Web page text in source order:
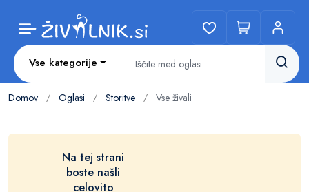
Vse kategorije
Domov / Oglasi / Storitve / Vse živali
Na tej strani
boste našli
celovito